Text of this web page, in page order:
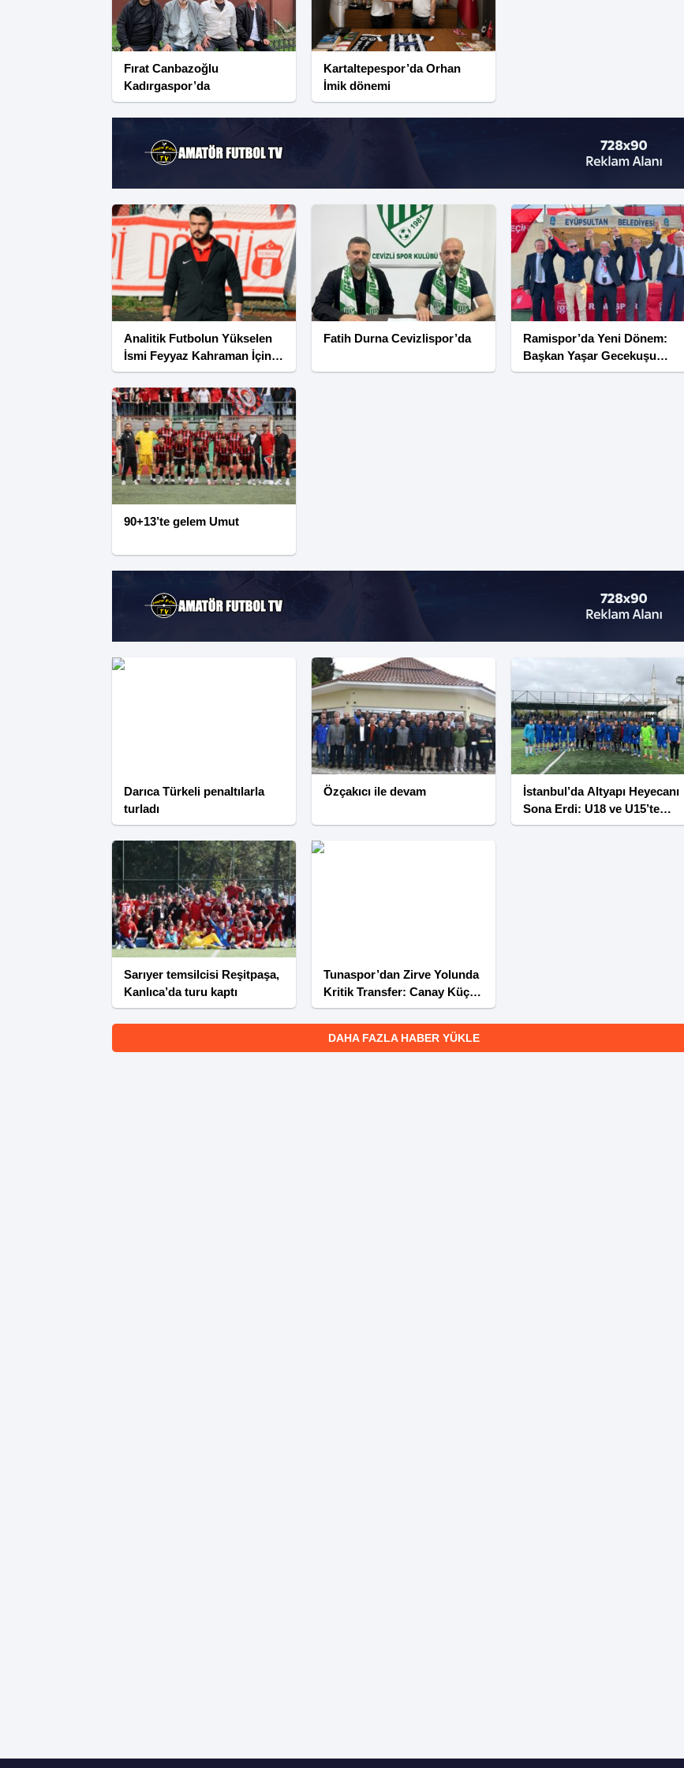
Fırat Canbazoğlu
Kadırgaspor’da
Kartaltepespor’da Orhan
İmik dönemi
Analitik Futbolun Yükselen
İsmi Feyyaz Kahraman İçin
Transfer Yarışı Başladı.
Fatih Durna Cevizlispor’da
Ramispor’da Yeni Dönem:
Başkan Yaşar Gecekuşu
Oldu
90+13’te gelem Umut
Darıca Türkeli penaltılarla
turladı
Özçakıcı ile devam
İstanbul’da Altyapı Heyecanı
Sona Erdi: U18 ve U15’te
Şampiyonlar Kupaya Uzandı
Sarıyer temsilcisi Reşitpaşa,
Kanlıca’da turu kaptı
Tunaspor’dan Zirve Yolunda
Kritik Transfer: Canay Küçük
Kadrosuna Katıldı
DAHA FAZLA HABER YÜKLE